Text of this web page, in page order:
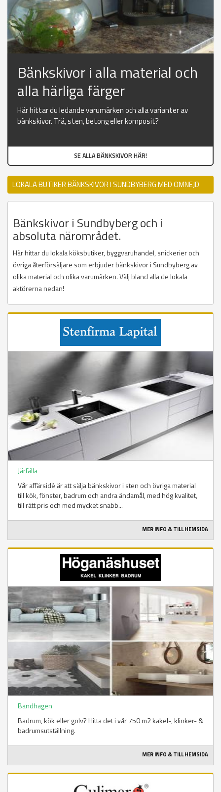
Bänkskivor i alla material och
alla härliga färger
Här hittar du ledande varumärken och alla varianter av
bänkskivor. Trä, sten, betong eller komposit?
SE ALLA BÄNKSKIVOR HÄR!
LOKALA BUTIKER BÄNKSKIVOR I SUNDBYBERG MED OMNEJD
Bänkskivor i Sundbyberg och i
absoluta närområdet.
Här hittar du lokala köksbutiker, byggvaruhandel, snickerier och
övriga återförsäljare som erbjuder bänkskivor i Sundbyberg av
olika material och olika varumärken. Välj bland alla de lokala
aktörerna nedan!
Järfälla
Vår affärsidé är att sälja bänkskivor i sten och övriga material
till kök, fönster, badrum och andra ändamål, med hög kvalitet,
till rätt pris och med mycket snabb...
MER INFO & TILL HEMSIDA
Bandhagen
Badrum, kök eller golv? Hitta det i vår 750 m2 kakel-, klinker- &
badrumsutställning.
MER INFO & TILL HEMSIDA